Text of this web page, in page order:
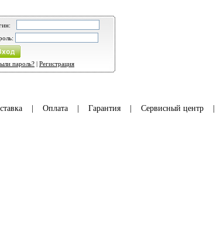
пароль? | Регистрация
| Оплата| Гарантия| Сервисный центр|